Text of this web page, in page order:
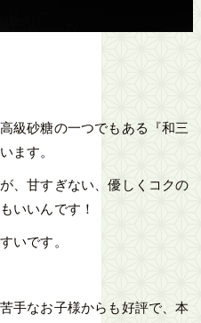
級砂糖の一つでもある『和三
ます。
、甘すぎない、優しくコクの
いいんです！
いです。
手なお子様からも好評で、本